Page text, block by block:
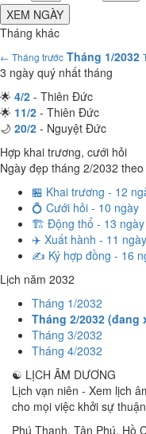
XEM NGÀY
Tháng khác
← Tháng trước Tháng 1/2032
3 ngày quý nhất tháng
🌟 4/2 - Thiên Đức
🌟 11/2 - Thiên Đức
🌙 20/2 - Nguyệt Đức
Hợp khai trương, cưới hỏi
Ngày đẹp tháng 2/2032
🏪 Khai trương - 12
💍 Cưới hỏi - 10 ngày
🏗️ Động thổ - 13 ngày
✈️ Xuất hành - 11 ngày
✍️ Ký hợp đồng - 16
Lịch năm 2032
Tháng 1/2032
Tháng 2/2032 (đang
Tháng 3/2032
Tháng 4/2032
☯ LỊCH ÂM DƯƠNG
Lịch vạn niên - Xem lịch
cho mọi việc khởi sự
Phú Thạnh, Tân Phú, Hồ